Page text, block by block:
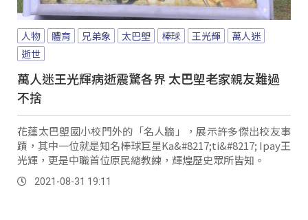
人物 體育 兄弟象 太巴塱 棒球 王光輝
萬人迷
逝世
萬人迷王光輝病逝震驚各界 太巴塱老家親友難過
不捨
花蓮太巴塱國小校門外的「名人牆」，展示許多傑出校友事
蹟，其中一位就是知名棒球巨星Ka&#8217;ti&#8217; Ipay王
光輝，更是中職首位原民總教練，輝煌歷史眾所皆知。
2021-08-31 19:11